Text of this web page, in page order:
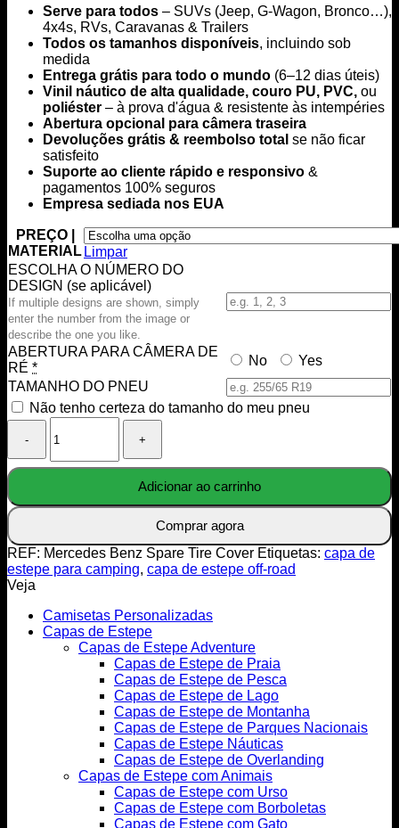
$69.00
through
$199.00
Serve para todos – SUVs (Jeep, G-Wagon, Bronco…),
4x4s, RVs, Caravanas & Trailers
Todos os tamanhos disponíveis, incluindo sob
medida
Entrega grátis para todo o mundo (6–12 dias úteis)
Vinil náutico de alta qualidade, couro PU, PVC, ou
poliéster – à prova d'água & resistente às intempéries
Abertura opcional para câmera traseira
Devoluções grátis & reembolso total se não ficar
satisfeito
Suporte ao cliente rápido e responsivo &
pagamentos 100% seguros
Empresa sediada nos EUA
PREÇO |
MATERIAL Limpar
ESCOLHA O NÚMERO DO
DESIGN (se aplicável)
If multiple designs are shown, simply
enter the number from the image or
describe the one you like.
ABERTURA PARA CÂMERA DE
RÉ * No
Yes
TAMANHO DO PNEU
Não tenho certeza do tamanho do meu pneu
de
Benz
Tire
Adicionar ao carrinho
Comprar agora
REF: Mercedes Benz Spare Tire Cover Etiquetas: capa de
estepe para camping, capa de estepe off-road
Veja
Camisetas Personalizadas
Capas de Estepe
Capas de Estepe Adventure
Capas de Estepe de Praia
Capas de Estepe de Pesca
Capas de Estepe de Lago
Capas de Estepe de Montanha
Capas de Estepe de Parques Nacionais
Capas de Estepe Náuticas
Capas de Estepe de Overlanding
Capas de Estepe com Animais
Capas de Estepe com Urso
Capas de Estepe com Borboletas
Capas de Estepe com Gato